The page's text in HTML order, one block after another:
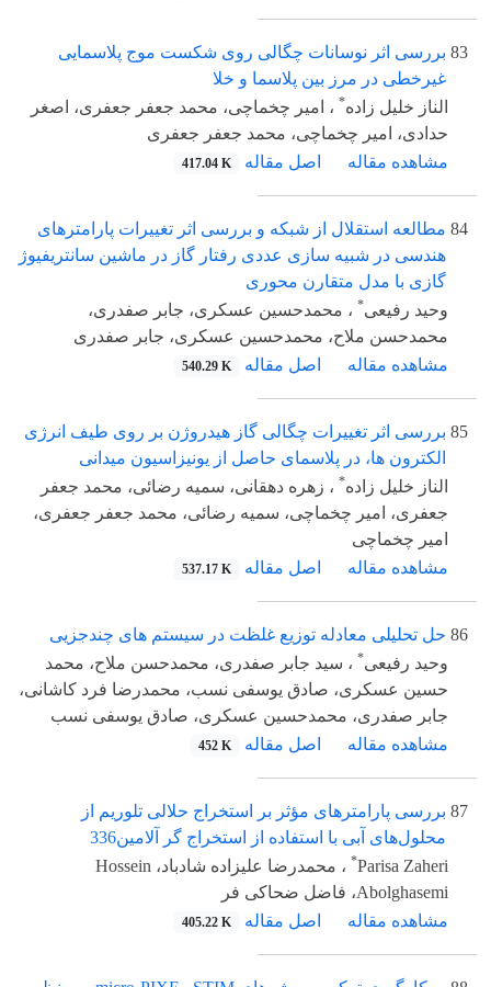
83 بررسی اثر نوسانات چگالی روی شکست موج پلاسمایی
غیرخطی در مرز بین پلاسما و خلا
الناز خلیل زاده* ، امیر چخماچی، محمد جعفر جعفری، اصغر
حدادی، امیر چخماچی، محمد جعفر جعفری
مشاهده مقاله
اصل مقاله 417.04 K
84 مطالعه استقلال از شبکه و بررسی اثر تغییرات پارامترهای
هندسی در شبیه سازی عددی رفتار گاز در ماشین سانتریفیوژ
گازی با مدل متقارن محوری
وحید رفیعی* ، محمدحسین عسکری، جابر صفدری،
محمدحسن ملاح، محمدحسین عسکری، جابر صفدری
مشاهده مقاله
اصل مقاله 540.29 K
85 بررسی اثر تغییرات چگالی گاز هیدروژن بر روی طیف انرژی
الکترون ها، در پلاسمای حاصل از یونیزاسیون میدانی
الناز خلیل زاده* ، زهره دهقانی، سمیه رضائی، محمد جعفر
جعفری، امیر چخماچی، سمیه رضائی، محمد جعفر جعفری،
امیر چخماچی
مشاهده مقاله
اصل مقاله 537.17 K
86 حل تحلیلی معادله توزیع غلظت در سیستم های چندجزیی
وحید رفیعی* ، سید جابر صفدری، محمدحسن ملاح، محمد
حسین عسکری، صادق یوسفی نسب، محمدرضا فرد کاشانی،
جابر صفدری، محمدحسین عسکری، صادق یوسفی نسب
مشاهده مقاله
اصل مقاله 452 K
87 بررسی پارامترهای مؤثر بر استخراج حلالی تلوریم از
محلول‌های آبی با استفاده از استخراج گر آلامین336
Parisa Zaheri
*
، محمدرضا علیزاده شادباد، Hossein
Abolghasemi، فاضل ضحاکی فر
مشاهده مقاله
اصل مقاله 405.22 K